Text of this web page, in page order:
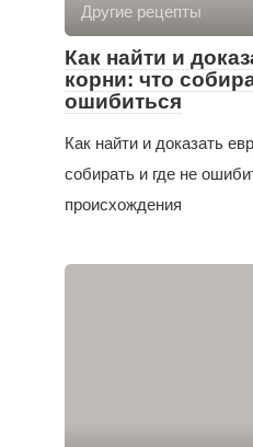
Другие рецепты
Как найти и
корни: что
ошибиться
Как найти и доказать
собирать и где не
происхождения